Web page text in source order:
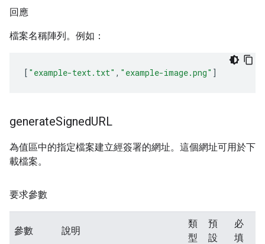
回應
檔案名稱陣列。例如：
[ "example-text.txt" , "example-image.png" ]
generateSignedURL
為值區中的指定檔案建立經簽署的網址。這個網址可用於下
載檔案。
要求參數
參數 說明
類
型
預
設
必
填